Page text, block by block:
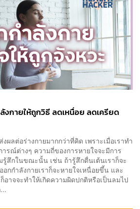
กายให้ถูกวิธี ลดเหนื่อย ลดเครียด
งผลต่อร่างกายมากกว่าที่คิด เพราะเมื่อเราทำ
รณ์ต่างๆ ความถี่ของการหายใจจะมีการ
รู้สึกในขณะนั้น เช่น ถ้ารู้สึกตื่นเต้นเราก็จะ
กกำลังกายเราก็จะหายใจเหนื่อยขึ้น และ
อาจจะทำให้เกิดความผิดปกติหรือเป็นลมไป